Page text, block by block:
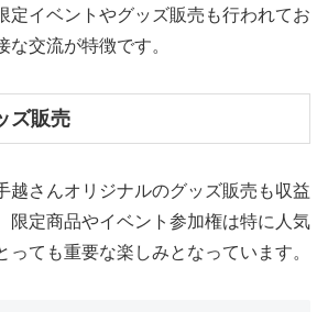
定イベントやグッズ販売も行われてお
な交流が特徴です。
ズ販売
越さんオリジナルのグッズ販売も収益
限定商品やイベント参加権は特に人気
っても重要な楽しみとなっています。